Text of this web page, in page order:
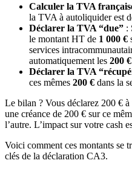
Calculer la TVA
la TVA à autoliquider est
Déclarer la TVA “due” :
le montant HT de 1 000 €
services
automatiquement les 200 €
Déclarer la TVA
ces mêmes 200 € dans la
Le bilan ? Vous déclarez 200 €
une créance de 200 € sur ce
l’autre. L’impact sur votre cash
Voici comment ces montants se
clés de la déclaration CA3.